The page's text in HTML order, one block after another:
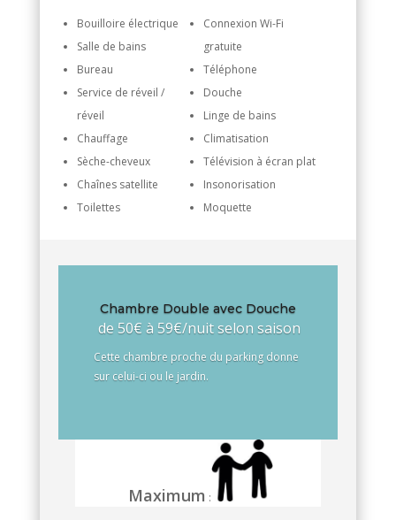
Bouilloire électrique
Salle de bains
Bureau
Service de réveil /
réveil
Chauffage
Sèche-cheveux
Chaînes satellite
Toilettes
Connexion Wi-Fi
gratuite
Téléphone
Douche
Linge de bains
Climatisation
Télévision à écran plat
Insonorisation
Moquette
Chambre Double avec Douche
de 50€ à 59€/nuit selon saison
Cette chambre proche du parking donne
sur celui-ci ou le jardin.
Maximum :